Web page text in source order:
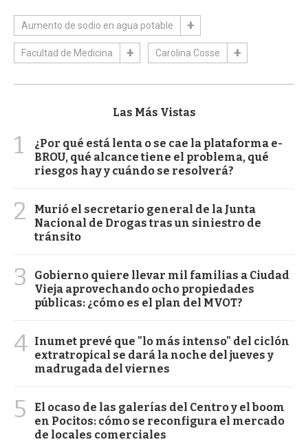
Aumento de sodio en agua potable
Facultad de Medicina Carolina Cosse
Las Más Vistas
1
¿Por qué está lenta o se cae la plataforma e-
BROU, qué alcance tiene el problema, qué
riesgos hay y cuándo se resolverá?
2
Murió el secretario general de la Junta
Nacional de Drogas tras un siniestro de
tránsito
3
Gobierno quiere llevar mil familias a Ciudad
Vieja aprovechando ocho propiedades
públicas: ¿cómo es el plan del MVOT?
4 Inumet prevé que "lo más intenso" del ciclón
extratropical se dará la noche del jueves y
madrugada del viernes
5
El ocaso de las galerías del Centro y el boom
en Pocitos: cómo se reconfigura el mercado
de locales comerciales